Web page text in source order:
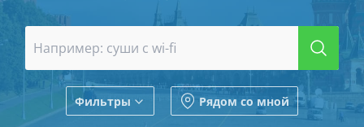
Фильтры Рядом со мной